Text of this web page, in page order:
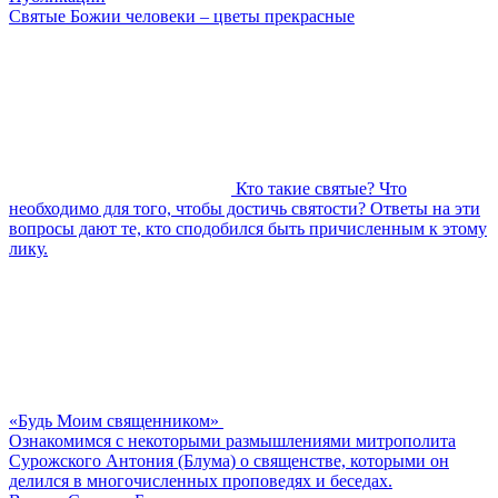
Святые Божии человеки – цветы прекрасные
Кто такие святые? Что
необходимо для того, чтобы достичь святости? Ответы на эти
вопросы дают те, кто сподобился быть причисленным к этому
лику.
«Будь Моим священником»
Ознакомимся с некоторыми размышлениями митрополита
Сурожского Антония (Блума) о священстве, которыми он
делился в многочисленных проповедях и беседах.